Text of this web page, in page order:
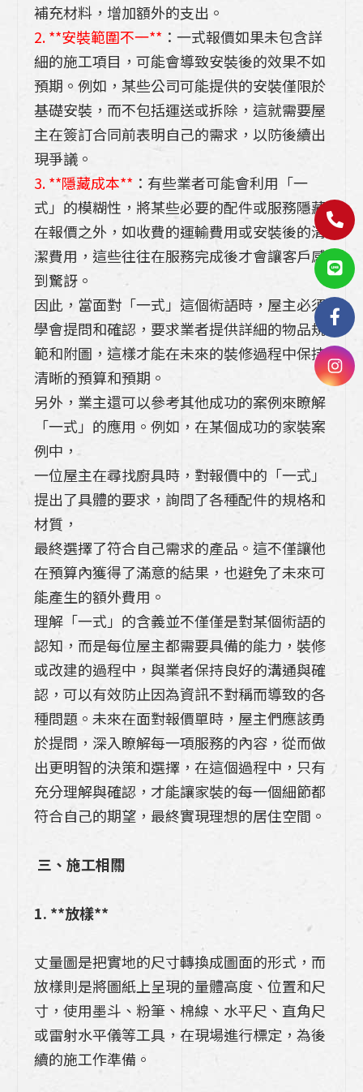
補充材料，增加額外的支出。
2. **安裝範圍不一** ：一式報價如果未包含詳
細的施工項目，可能會導致安裝後的效果不如
預期。例如，某些公司可能提供的安裝僅限於
基礎安裝，而不包括運送或拆除，這就需要屋
主在簽訂合同前表明自己的需求，以防後續出
現爭議。
3. **隱藏成本** ：有些業者可能會利用「一
式」的模糊性，將某些必要的配件或服務隱藏
在報價之外，如收費的運輸費用或安裝後的清
潔費用，這些往往在服務完成後才會讓客戶感
到驚訝。
因此，當面對「一式」這個術語時，屋主必須
學會提問和確認，要求業者提供詳細的物品規
範和附圖，這樣才能在未來的裝修過程中保持
清晰的預算和預期。
另外，業主還可以參考其他成功的案例來瞭解
「一式」的應用。例如，在某個成功的家裝案
例中，
一位屋主在尋找廚具時，對報價中的「一式」
提出了具體的要求，詢問了各種配件的規格和
材質，
最終選擇了符合自己需求的產品。這不僅讓他
在預算內獲得了滿意的結果，也避免了未來可
能產生的額外費用。
理解「一式」的含義並不僅僅是對某個術語的
認知，而是每位屋主都需要具備的能力，裝修
或改建的過程中，與業者保持良好的溝通與確
認，可以有效防止因為資訊不對稱而導致的各
種問題。未來在面對報價單時，屋主們應該勇
於提問，深入瞭解每一項服務的內容，從而做
出更明智的決策和選擇，在這個過程中，只有
充分理解與確認，才能讓家裝的每一個細節都
符合自己的期望，最終實現理想的居住空間。
三、施工相關
1. **放樣**
丈量圖是把實地的尺寸轉換成圖面的形式，而
放樣則是將圖紙上呈現的量體高度、位置和尺
寸，使用墨斗、粉筆、棉線、水平尺、直角尺
或雷射水平儀等工具，在現場進行標定，為後
續的施工作準備。